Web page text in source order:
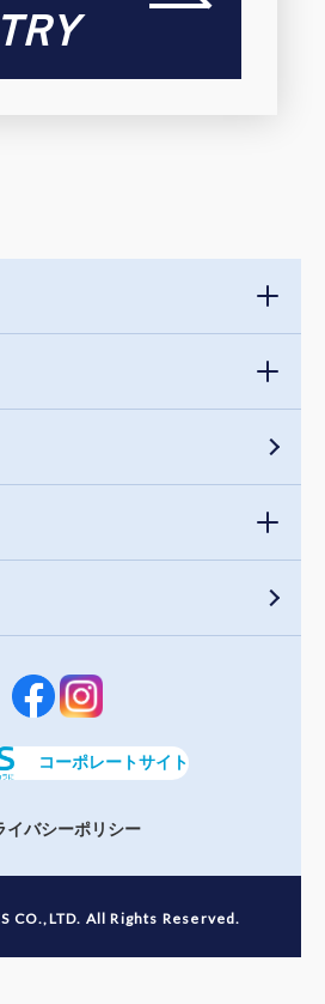
コーポレートサイト
イバシーポリシー
CO.,LTD. All Rights Reserved.